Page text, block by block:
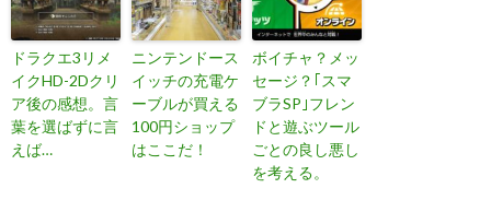
ドラクエ3リメ
イクHD-2Dクリ
ア後の感想。言
葉を選ばずに言
えば…
ニンテンドース
イッチの充電ケ
ーブルが買える
100円ショップ
はここだ！
ボイチャ？メッ
セージ？｢スマ
ブラSP｣フレン
ドと遊ぶツール
ごとの良し悪し
を考える。